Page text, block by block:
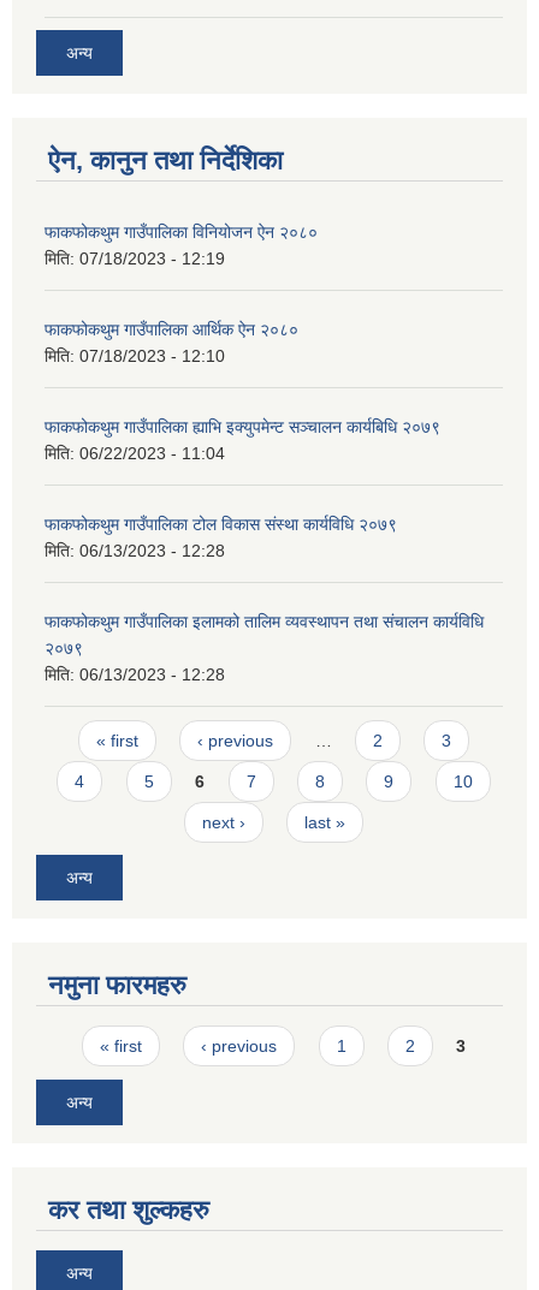
अन्य
ऐन, कानुन तथा निर्देशिका
फाकफोकथुम गाउँपालिका विनियोजन ऐन २०८०
मिति: 07/18/2023 - 12:19
फाकफोकथुम गाउँपालिका आर्थिक ऐन २०८०
मिति: 07/18/2023 - 12:10
फाकफोकथुम गाउँपालिका ह्याभि इक्युपमेन्ट सञ्चालन कार्यबिधि २०७९
मिति: 06/22/2023 - 11:04
फाकफोकथुम गाउँपालिका टोल विकास संस्था कार्यविधि २०७९
मिति: 06/13/2023 - 12:28
फाकफोकथुम गाउँपालिका इलामको तालिम व्यवस्थापन तथा संचालन कार्यविधि
२०७९
मिति: 06/13/2023 - 12:28
Pages
« first ‹ previous 2 3
4 5 6 7 8 9 10
next › last »
अन्य
नमुना फारमहरु
Pages
« first ‹ previous 1 2 3
अन्य
कर तथा शुल्कहरु
अन्य